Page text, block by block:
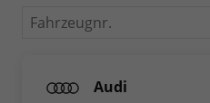
Fahrzeugnr.
Audi